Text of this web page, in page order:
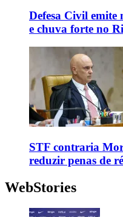
Defesa Civil emite
e chuva forte no
STF contraria
reduzir penas de
WebStories